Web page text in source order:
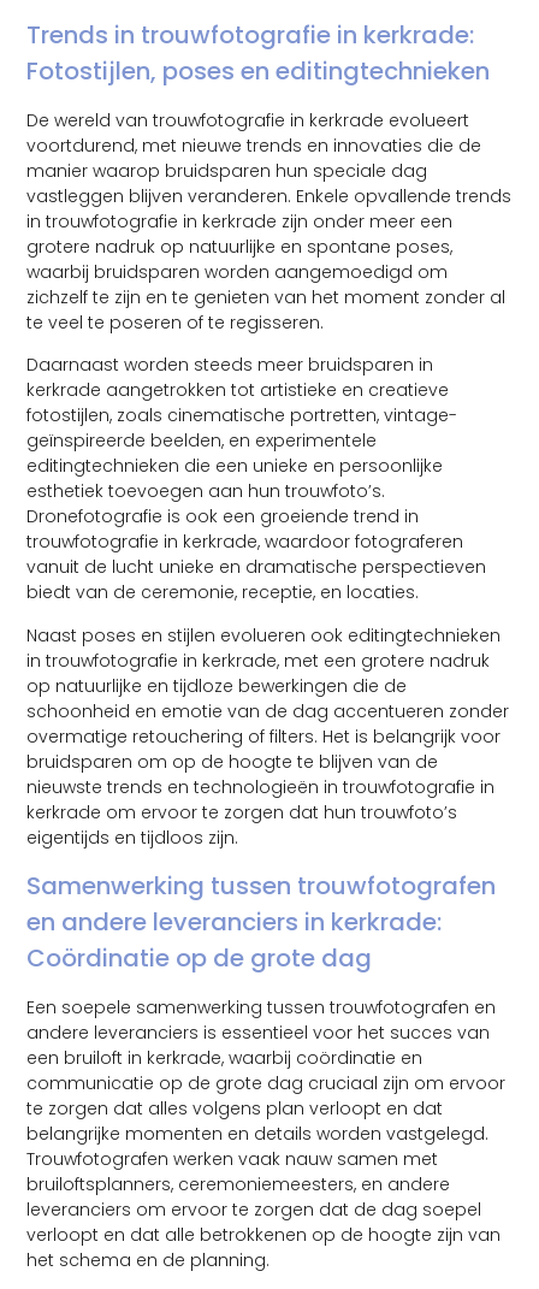
Trends in trouwfotografie in kerkrade:
Fotostijlen, poses en editingtechnieken
De wereld van trouwfotografie in kerkrade evolueert
voortdurend, met nieuwe trends en innovaties die de
manier waarop bruidsparen hun speciale dag
vastleggen blijven veranderen. Enkele opvallende trends
in trouwfotografie in kerkrade zijn onder meer een
grotere nadruk op natuurlijke en spontane poses,
waarbij bruidsparen worden aangemoedigd om
zichzelf te zijn en te genieten van het moment zonder al
te veel te poseren of te regisseren.
Daarnaast worden steeds meer bruidsparen in
kerkrade aangetrokken tot artistieke en creatieve
fotostijlen, zoals cinematische portretten, vintage-
geïnspireerde beelden, en experimentele
editingtechnieken die een unieke en persoonlijke
esthetiek toevoegen aan hun trouwfoto’s.
Dronefotografie is ook een groeiende trend in
trouwfotografie in kerkrade, waardoor fotograferen
vanuit de lucht unieke en dramatische perspectieven
biedt van de ceremonie, receptie, en locaties.
Naast poses en stijlen evolueren ook editingtechnieken
in trouwfotografie in kerkrade, met een grotere nadruk
op natuurlijke en tijdloze bewerkingen die de
schoonheid en emotie van de dag accentueren zonder
overmatige retouchering of filters. Het is belangrijk voor
bruidsparen om op de hoogte te blijven van de
nieuwste trends en technologieën in trouwfotografie in
kerkrade om ervoor te zorgen dat hun trouwfoto’s
eigentijds en tijdloos zijn.
Samenwerking tussen trouwfotografen
en andere leveranciers in kerkrade:
Coördinatie op de grote dag
Een soepele samenwerking tussen trouwfotografen en
andere leveranciers is essentieel voor het succes van
een bruiloft in kerkrade, waarbij coördinatie en
communicatie op de grote dag cruciaal zijn om ervoor
te zorgen dat alles volgens plan verloopt en dat
belangrijke momenten en details worden vastgelegd.
Trouwfotografen werken vaak nauw samen met
bruiloftsplanners, ceremoniemeesters, en andere
leveranciers om ervoor te zorgen dat de dag soepel
verloopt en dat alle betrokkenen op de hoogte zijn van
het schema en de planning.